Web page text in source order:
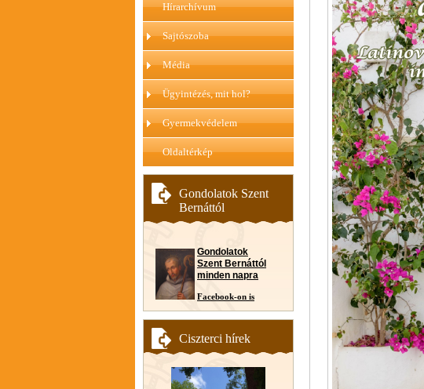
Hírarchívum
Sajtószoba
Média
Ügyintézés, mit hol?
Gyermekvédelem
Oldaltérkép
Gondolatok Szent
Bernáttól
Gondolatok
Szent Bernáttól
minden napra
Facebook-on is
Ciszterci hírek